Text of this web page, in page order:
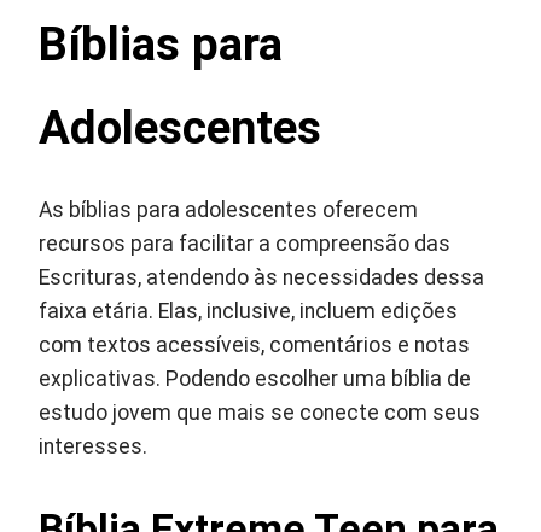
Bíblias para
Adolescentes
As bíblias para adolescentes oferecem
recursos para facilitar a compreensão das
Escrituras, atendendo às necessidades dessa
faixa etária. Elas, inclusive, incluem edições
com textos acessíveis, comentários e notas
explicativas. Podendo escolher uma bíblia de
estudo jovem que mais se conecte com seus
interesses.